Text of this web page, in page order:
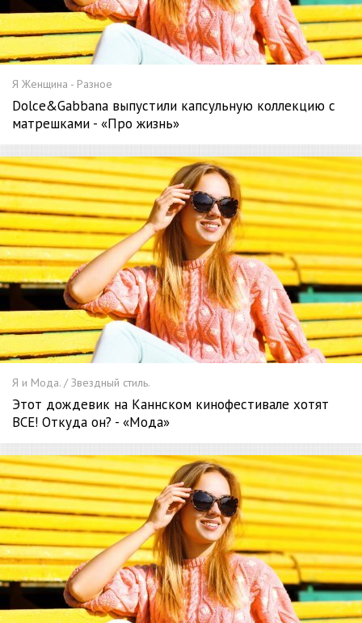
Я Женщина - Разное
Dolce&Gabbana выпустили капсульную коллекцию с
матрешками - «Про жизнь»
Я и Мода. / Звездный стиль.
Этот дождевик на Каннском кинофестивале хотят
ВСЕ! Откуда он? - «Мода»